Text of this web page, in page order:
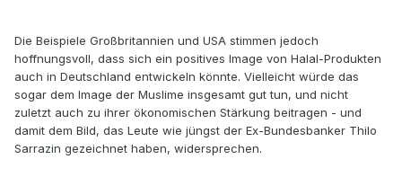
Die Beispiele Großbritannien und USA stimmen jedoch
hoffnungsvoll, dass sich ein positives Image von Halal-Produkten
auch in Deutschland entwickeln könnte. Vielleicht würde das
sogar dem Image der Muslime insgesamt gut tun, und nicht
zuletzt auch zu ihrer ökonomischen Stärkung beitragen - und
damit dem Bild, das Leute wie jüngst der Ex-Bundesbanker Thilo
Sarrazin gezeichnet haben, widersprechen.